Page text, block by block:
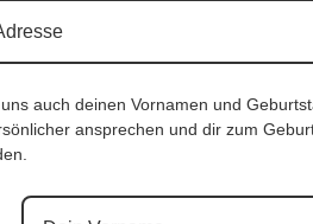
Ausverkauft
auch deinen Vornamen und
ansprechen und dir zum